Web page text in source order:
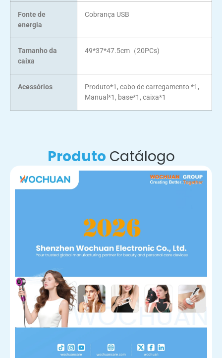
Fonte de
energia
Cobrança USB
Tamanho da
caixa
49*37*47.5cm （20PCs)
Acessórios
Produto*1, cabo de carregamento *1,
Manual*1, base*1, caixa*1
Produto Catálogo